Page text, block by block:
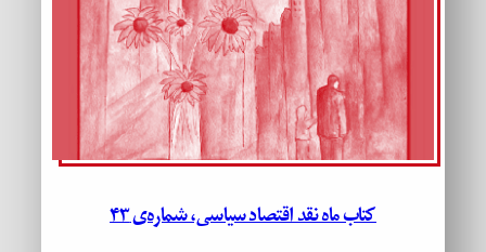
کتاب ماه نقد اقتصاد سیاسی، شماره‌ی ۴۳